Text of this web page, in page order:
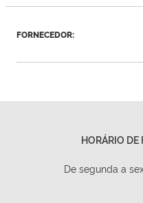
FORNECEDOR:
HORÁRIO
De segunda a